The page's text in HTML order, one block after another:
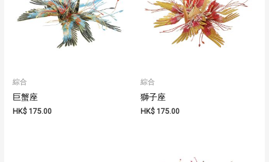
綜合
巨蟹座
HK$ 175.00
綜合
獅子座
HK$ 175.00